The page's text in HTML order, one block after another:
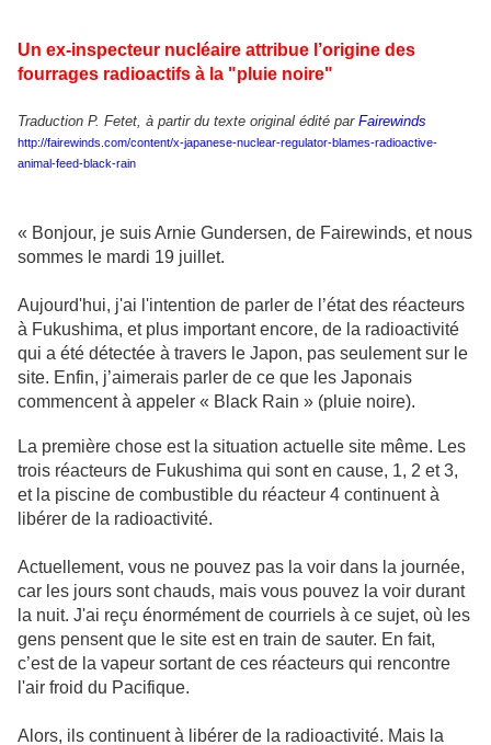
Un ex-inspecteur nucléaire attribue l’origine des
fourrages radioactifs à la "pluie noire"
Traduction P. Fetet, à partir du texte original édité par Fairewinds
http://fairewinds.com/content/x-japanese-nuclear-regulator-blames-radioactive-
animal-feed-black-rain
« Bonjour, je suis Arnie Gundersen, de Fairewinds, et nous
sommes le mardi 19 juillet.
Aujourd'hui, j'ai l'intention de parler de l’état des réacteurs
à Fukushima, et plus important encore, de la radioactivité
qui a été détectée à travers le Japon, pas seulement sur le
site. Enfin, j’aimerais parler de ce que les Japonais
commencent à appeler « Black Rain » (pluie noire).
La première chose est la situation actuelle site même. Les
trois réacteurs de Fukushima qui sont en cause, 1, 2 et 3,
et la piscine de combustible du réacteur 4 continuent à
libérer de la radioactivité.
Actuellement, vous ne pouvez pas la voir dans la journée,
car les jours sont chauds, mais vous pouvez la voir durant
la nuit. J'ai reçu énormément de courriels à ce sujet, où les
gens pensent que le site est en train de sauter. En fait,
c’est de la vapeur sortant de ces réacteurs qui rencontre
l'air froid du Pacifique.
Alors, ils continuent à libérer de la radioactivité. Mais la